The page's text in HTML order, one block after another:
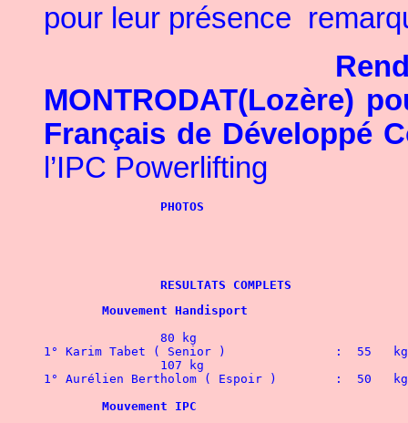
pour leur présence
MONTRODAT(Lozère)
Français de Développé
l’IPC Powerlifting
PHOTOS
RESULTATS COMPLETS
	Mouvement Handisport
		80 kg
1° Karim Tabet ( Senior )		:  55   kg
		107 kg
1° Aurélien Bertholom ( Espoir )	:  50   kg
	Mouvement IPC